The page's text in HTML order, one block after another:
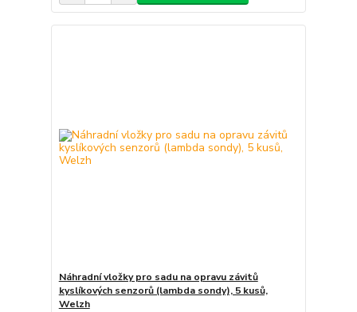
Náhradní vložky pro sadu na opravu závitů
kyslíkových senzorů (lambda sondy), 5 kusů,
Welzh